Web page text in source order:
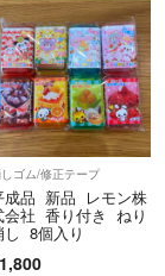
ゴム/修正テープ
成品 新品 レモン株
会社 香り付き ねり
し 8個入り